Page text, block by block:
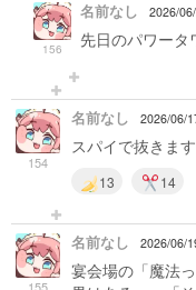
156
名前なし 2026/
先日のパワータ
154
名前なし 2026/06/
スパイで抜きま
13 14
名前なし 2026/06/
宴会場の「魔法